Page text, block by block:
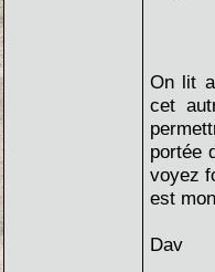
On lit
cet
portée
voyez
est
Dav